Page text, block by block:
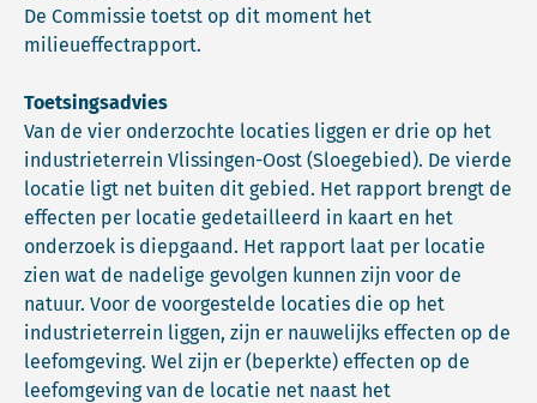
De Commissie toetst op dit moment het
milieueffectrapport.
Toetsingsadvies
Van de vier onderzochte locaties liggen er drie op het
industrieterrein Vlissingen-Oost (Sloegebied). De vierde
locatie ligt net buiten dit gebied. Het rapport brengt de
effecten per locatie gedetailleerd in kaart en het
onderzoek is diepgaand. Het rapport laat per locatie
zien wat de nadelige gevolgen kunnen zijn voor de
natuur. Voor de voorgestelde locaties die op het
industrieterrein liggen, zijn er nauwelijks effecten op de
leefomgeving. Wel zijn er (beperkte) effecten op de
leefomgeving van de locatie net naast het